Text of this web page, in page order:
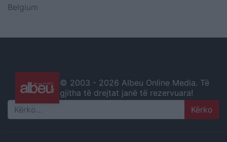
Belgium
© 2003 - 2026 Albeu Online Media. Të
gjitha të drejtat janë të rezervuara!
Search